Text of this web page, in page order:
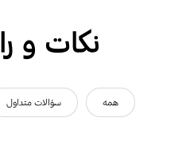
نکات و
همه سؤالات متداول